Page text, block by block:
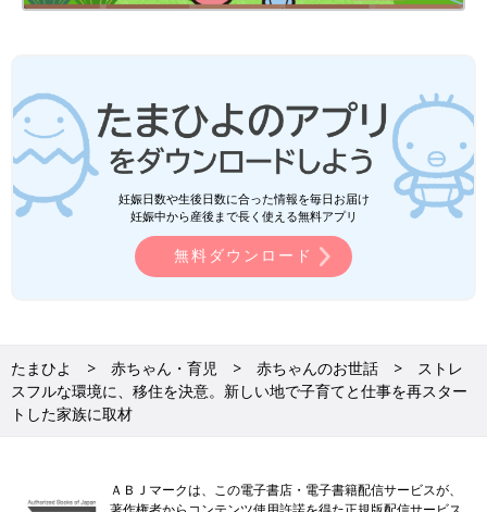
妊娠日数や生後日数に合った情報を毎日お届け
妊娠中から産後まで長く使える無料アプリ
無料ダウンロード
たまひよ 赤ちゃん・育児 赤ちゃんのお世話
ストレ
スフルな環境に、移住を決意。新しい地で子育てと仕事を再スター
トした家族に取材
ＡＢＪマークは、この電子書店・電子書籍配信サービスが、